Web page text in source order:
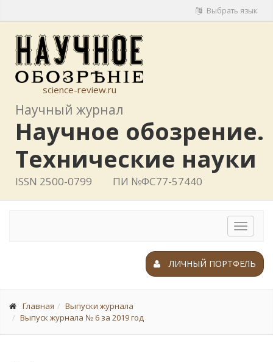
Выбрать язык
science-review.ru
Научный журнал
Научное обозрение.
Технические науки
ISSN 2500-0799 ПИ №ФС77-57440
Toggle
ЛИЧНЫЙ ПОРТФЕЛЬ
Главная
Выпуски журнала
Выпуск журнала № 6 за 2019 год